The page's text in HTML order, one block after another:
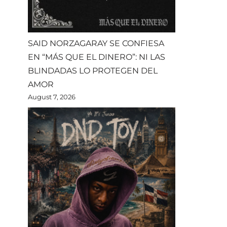
SAID NORZAGARAY SE CONFIESA
EN “MÁS QUE EL DINERO”: NI LAS
BLINDADAS LO PROTEGEN DEL
AMOR
August 7, 2026